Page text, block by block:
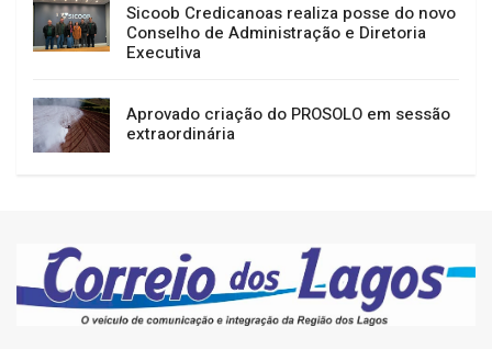
Sicoob Credicanoas realiza posse do novo
Conselho de Administração e Diretoria
Executiva
Aprovado criação do PROSOLO em sessão
extraordinária